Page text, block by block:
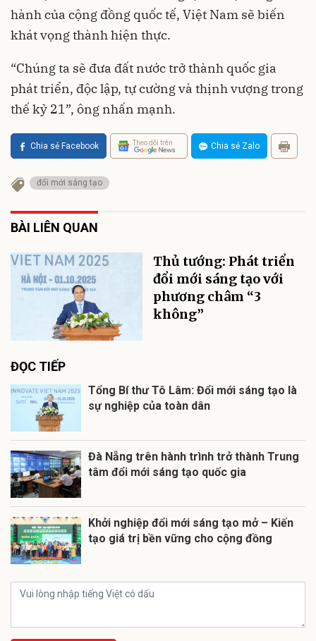
hành của cộng đồng quốc tế, Việt Nam sẽ biến
khát vọng thành hiện thực.
“Chúng ta sẽ đưa đất nước trở thành quốc gia
phát triển, độc lập, tự cường và thịnh vượng trong
thế kỷ 21”, ông nhấn mạnh.
Chia sẻ Facebook Theo dõi trên Chia sẻ Zalo
đổi mới sáng tạo
BÀI LIÊN QUAN
Thủ tướng: Phát triển
đổi mới sáng tạo với
phương châm “3
không”
ĐỌC TIẾP
Tổng Bí thư Tô Lâm: Đổi mới sáng tạo là
sự nghiệp của toàn dân
Đà Nẵng trên hành trình trở thành Trung
tâm đổi mới sáng tạo quốc gia
Khởi nghiệp đổi mới sáng tạo mở – Kiến
tạo giá trị bền vững cho cộng đồng